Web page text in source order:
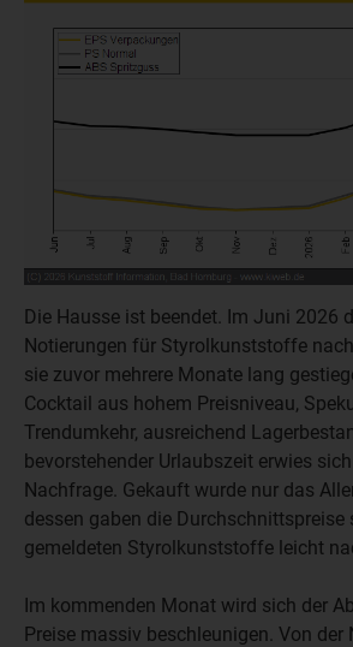
Die Hausse ist beendet. Im Juni 2026
Notierungen für Styrolkunststoffe
sie zuvor mehrere Monate lang
Cocktail aus hohem Preisniveau,
Trendumkehr, ausreichend
bevorstehender Urlaubszeit erwies
Nachfrage. Gekauft wurde nur das
dessen gaben die Durchschnittspreise
gemeldeten Styrolkunststoffe leicht
Im kommenden Monat wird sich der
Preise massiv beschleunigen. Von der